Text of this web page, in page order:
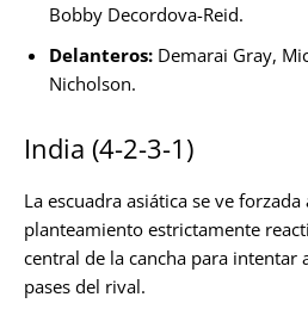
Bobby Decordova-Reid.
Delanteros: Demarai Gray,
Nicholson.
India (4-2-3-1)
La escuadra asiática se ve
planteamiento estrictamente
central de la cancha para intentar
pases del rival.